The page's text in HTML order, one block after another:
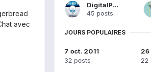
avec
DigitalP500
45 posts
JOURS POPULAIRES
7 oct. 2011
32 posts
26
22